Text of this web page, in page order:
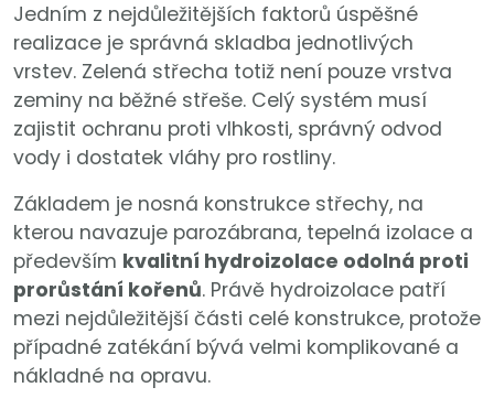
Jedním z nejdůležitějších faktorů úspěšné
realizace je správná skladba jednotlivých
vrstev. Zelená střecha totiž není pouze vrstva
zeminy na běžné střeše. Celý systém musí
zajistit ochranu proti vlhkosti, správný odvod
vody i dostatek vláhy pro rostliny.
Základem je nosná konstrukce střechy, na
kterou navazuje parozábrana, tepelná izolace a
především kvalitní hydroizolace odolná proti
prorůstání kořenů. Právě hydroizolace patří
mezi nejdůležitější části celé konstrukce, protože
případné zatékání bývá velmi komplikované a
nákladné na opravu.